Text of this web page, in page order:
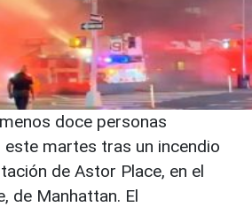
doce personas
martes tras un incendio
de Astor Place, en el
de Manhattan. El